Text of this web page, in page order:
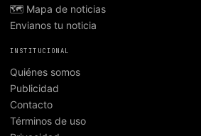
🗺️ Mapa de noticias
Envianos tu noticia
INSTITUCIONAL
Quiénes somos
Publicidad
Contacto
Términos de uso